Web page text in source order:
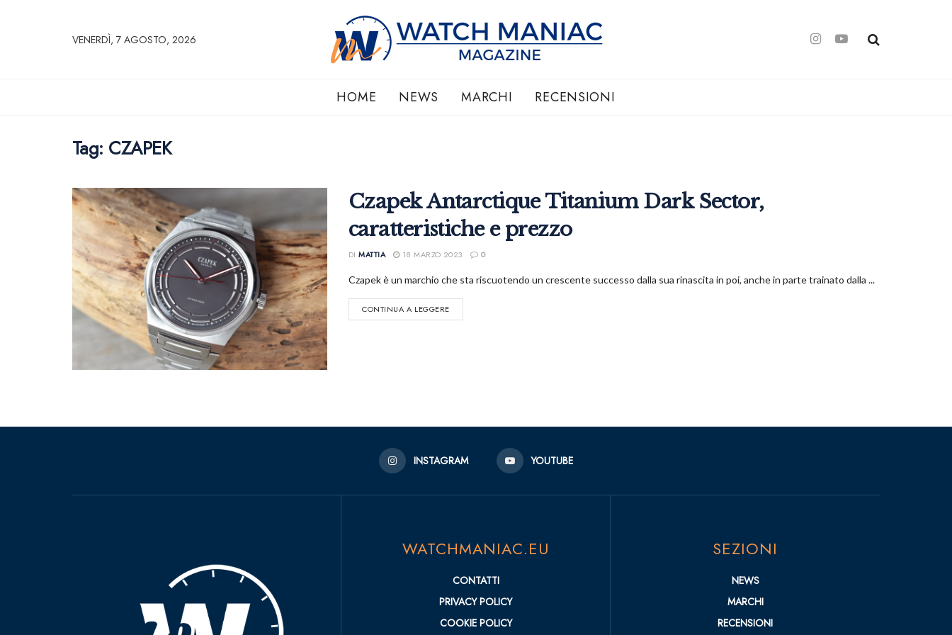
VENERDÌ, 7 AGOSTO, 2026
HOME NEWS MARCHI RECENSIONI
Tag: CZAPEK
Czapek Antarctique Titanium Dark Sector,
caratteristiche e prezzo
DI MATTIA 18 MARZO 2023 0
Czapek è un marchio che sta riscuotendo un crescente successo dalla sua rinascita in poi, anche in parte trainato dalla ...
CONTINUA A LEGGERE
INSTAGRAM YOUTUBE
WATCHMANIAC.EU
CONTATTI
PRIVACY POLICY
COOKIE POLICY
SEZIONI
NEWS
MARCHI
RECENSIONI